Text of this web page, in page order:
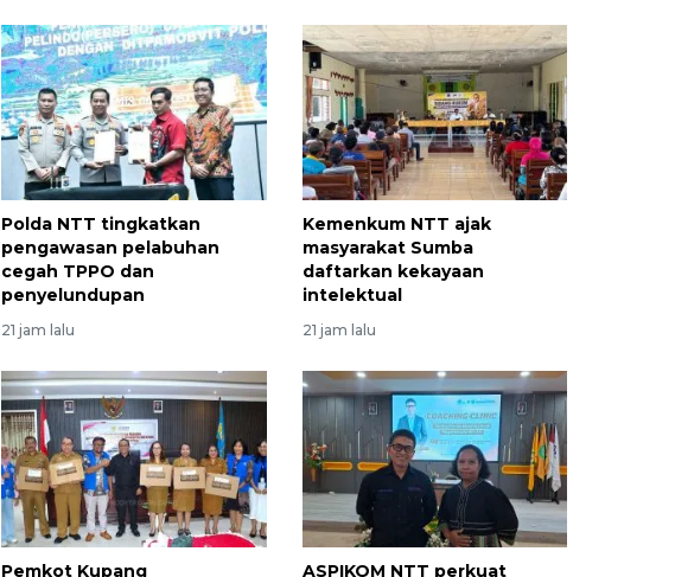
Polda NTT tingkatkan
pengawasan pelabuhan
cegah TPPO dan
penyelundupan
21 jam lalu
Kemenkum NTT ajak
masyarakat Sumba
daftarkan kekayaan
intelektual
21 jam lalu
Pemkot Kupang ASPIKOM NTT perkuat